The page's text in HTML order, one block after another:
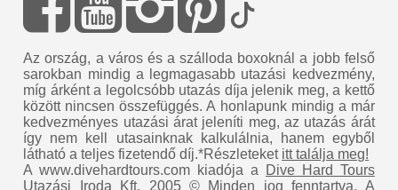
Az ország, a város és a szálloda boxoknál a jobb felső
sarokban mindig a legmagasabb utazási kedvezmény,
míg árként a legolcsóbb utazás díja jelenik meg, a kettő
között nincsen összefüggés. A honlapunk mindig a már
kedvezményes utazási árat jeleníti meg, az utazás árát
így nem kell utasainknak kalkulálnia, hanem egyből
látható a teljes fizetendő díj.*Részleteket itt találja meg!
A www.divehardtours.com kiadója a
Dive Hard Tours
Utazási Iroda Kft.
2005 © Minden jog fenntartva. A